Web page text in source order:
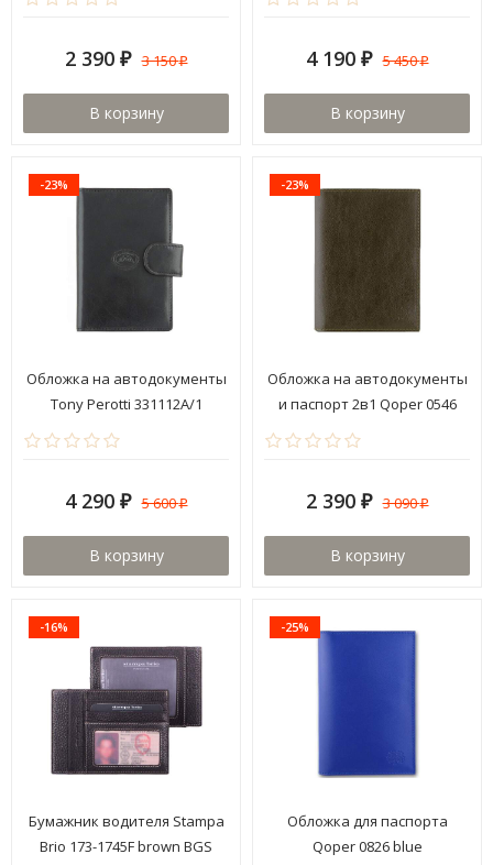
2 390 ₽ 3 150₽
В корзину
4 190 ₽ 5 450₽
В корзину
-23%
Обложка на автодокументы
Tony Perotti 331112A/1
4 290 ₽ 5 600₽
В корзину
-23%
Обложка на автодокументы
и паспорт 2в1 Qoper 0546
brown
2 390 ₽ 3 090₽
В корзину
-16%
Бумажник водителя Stampa
Brio 173-1745F brown BGS
-25%
Обложка для паспорта
Qoper 0826 blue